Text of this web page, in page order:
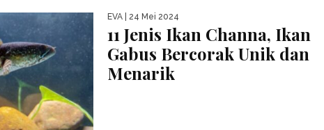
EVA | 24 Mei 2024
11 Jenis Ikan Channa, Ikan
Gabus Bercorak Unik dan
Menarik